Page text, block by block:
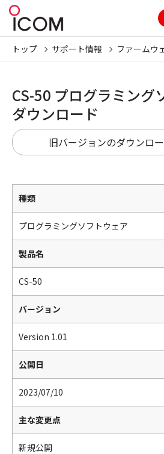
トップ サポート情報 ファームウ
CS-50 プログラミング
ダウンロード
旧バージョンのダウンロ
種類
プログラミングソフトウェア
製品名
CS-50
バージョン
Version 1.01
公開日
2023/07/10
主な変更点
新規公開